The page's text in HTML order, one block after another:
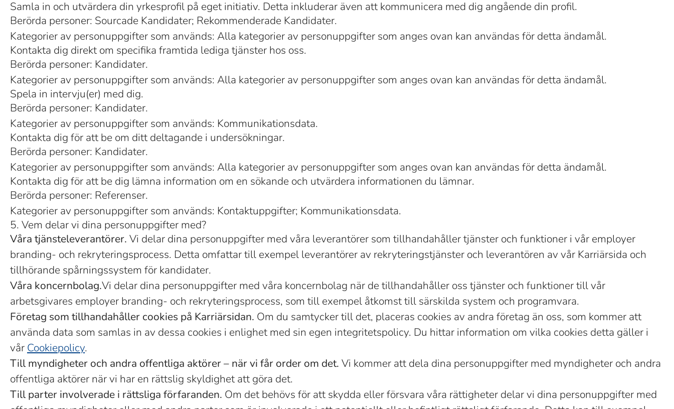
Samla in och utvärdera din yrkesprofil på eget initiativ. Detta inkluderar även att kommunicera med dig angående din profil.
Berörda personer: Sourcade Kandidater; Rekommenderade Kandidater.
Kategorier av personuppgifter som används: Alla kategorier av personuppgifter som anges ovan kan användas för detta ändamål.
Kontakta dig direkt om specifika framtida lediga tjänster hos oss.
Berörda personer: Kandidater.
Kategorier av personuppgifter som används: Alla kategorier av personuppgifter som anges ovan kan användas för detta ändamål.
Spela in intervju(er) med dig.
Berörda personer: Kandidater.
Kategorier av personuppgifter som används: Kommunikationsdata.
Kontakta dig för att be om ditt deltagande i undersökningar.
Berörda personer: Kandidater.
Kategorier av personuppgifter som används: Alla kategorier av personuppgifter som anges ovan kan användas för detta ändamål.
Kontakta dig för att be dig lämna information om en sökande och utvärdera informationen du lämnar.
Berörda personer: Referenser.
Kategorier av personuppgifter som används: Kontaktuppgifter; Kommunikationsdata.
5. Vem delar vi dina personuppgifter med?
Våra tjänsteleverantörer. Vi delar dina personuppgifter med våra leverantörer som tillhandahåller tjänster och funktioner i vår employer
branding- och rekryteringsprocess. Detta omfattar till exempel leverantörer av rekryteringstjänster och leverantören av vår Karriärsida och
tillhörande spårningssystem för kandidater.
Våra koncernbolag.Vi delar dina personuppgifter med våra koncernbolag när de tillhandahåller oss tjänster och funktioner till vår
arbetsgivares employer branding- och rekryteringsprocess, som till exempel åtkomst till särskilda system och programvara.
Företag som tillhandahåller cookies på Karriärsidan. Om du samtycker till det, placeras cookies av andra företag än oss, som kommer att
använda data som samlas in av dessa cookies i enlighet med sin egen integritetspolicy. Du hittar information om vilka cookies detta gäller i
vår Cookiepolicy.
Till myndigheter och andra offentliga aktörer – när vi får order om det. Vi kommer att dela dina personuppgifter med myndigheter och andra
offentliga aktörer när vi har en rättslig skyldighet att göra det.
Till parter involverade i rättsliga förfaranden. Om det behövs för att skydda eller försvara våra rättigheter delar vi dina personuppgifter med